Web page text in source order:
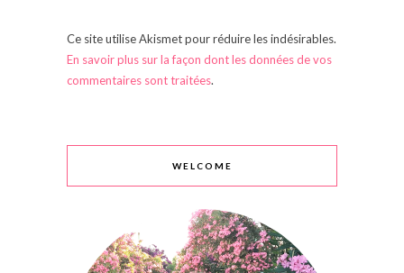
Ce site utilise Akismet pour réduire les indésirables.
En savoir plus sur la façon dont les données de vos
commentaires sont traitées.
WELCOME